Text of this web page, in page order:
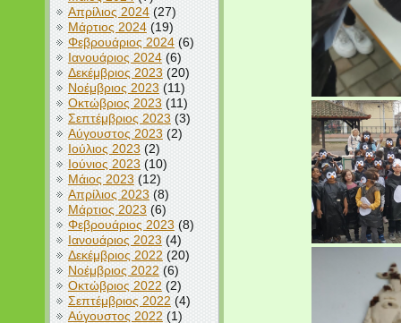
Απρίλιος 2024(27)
Μάρτιος 2024(19)
Φεβρουάριος 2024(6)
Ιανουάριος 2024(6)
Δεκέμβριος 2023 (20)
Νοέμβριος 2023 (11)
Οκτώβριος 2023(11)
Σεπτέμβριος 2023 (3)
Αύγουστος 2023 (2)
Ιούλιος 2023(2)
Ιούνιος 2023(10)
Μάιος 2023 (12)
Απρίλιος 2023 (8)
Μάρτιος 2023 (6)
Φεβρουάριος 2023(8)
Ιανουάριος 2023 (4)
Δεκέμβριος 2022 (20)
Νοέμβριος 2022 (6)
Οκτώβριος 2022 (2)
Σεπτέμβριος 2022 (4)
Αύγουστος 2022 (1)